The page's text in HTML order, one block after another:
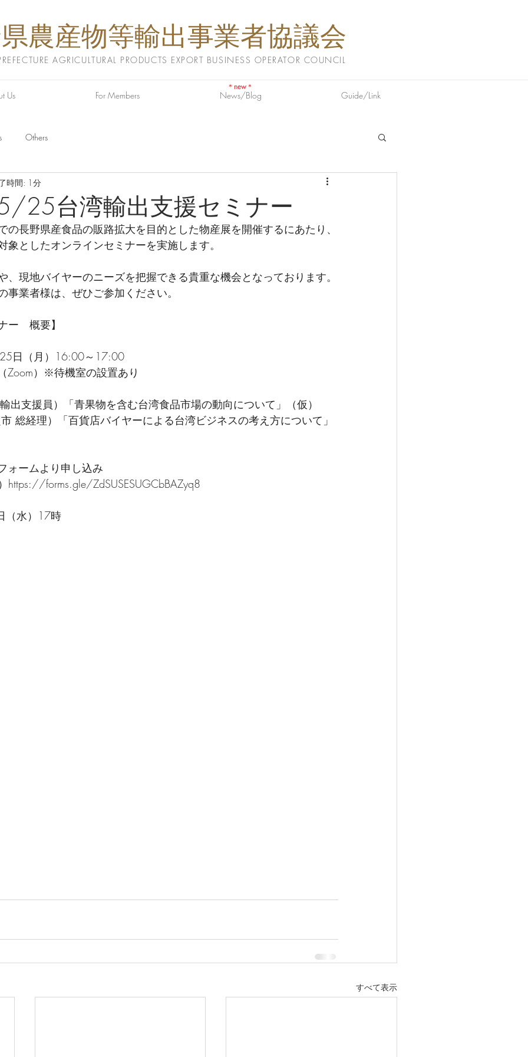
農産物等輸出事業者協議会
AGRICULTURAL PRODUCTS EXPORT BUSINESS OPERATOR COUNCIL
Us For Members News/Blog Guide/Link
＊new＊
Others
25台湾輸出支援セミナー
時間: 1分
の長野県産食品の販路拡大を目的とした物産展を開催するにあたり、
象としたオンラインセミナーを実施します。
、現地バイヤーのニーズを把握できる貴重な機会となっております。
事業者様は、ぜひご参加ください。
ー　概要】
日（月）16:00～17:00
Zoom）※待機室の設置あり
出支援員）「青果物を含む台湾食品市場の動向について」（仮）
総経理）「百貨店バイヤーによる台湾ビジネスの考え方について」
ォームより申し込み
https://forms.gle/ZdSUSESUGCbBAZyq8
（水）17時
すべて表示